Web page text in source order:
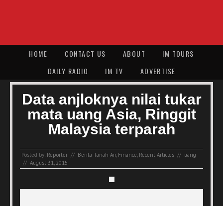
HOME CONTACT US ABOUT
IM TOURS
DAILY RADIO
IM TV ADVERTISE
Data anjloknya nilai tukar
mata uang Asia, Ringgit
Malaysia terparah
Posted by: Reporter // Berita Tanah Air, Finance, Recent Articles // uang
// August 31, 2015